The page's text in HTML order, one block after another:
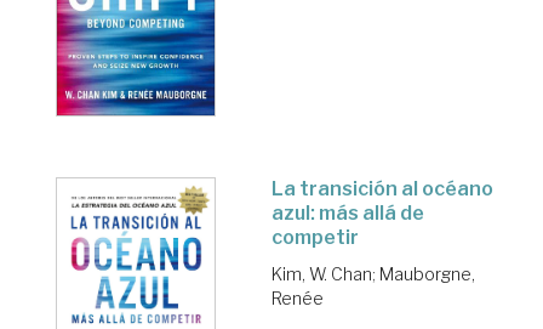
La transición al océano
azul: más allá de
competir
Kim, W. Chan; Mauborgne,
Renée